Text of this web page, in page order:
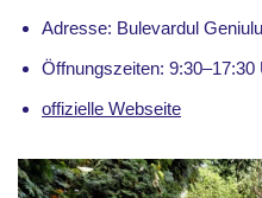
Adresse: Bulevardul
Öffnungszeiten:
offizielle Webseite